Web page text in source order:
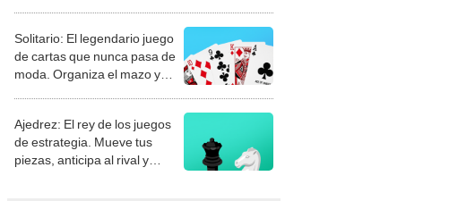
Solitario: El legendario juego
de cartas que nunca pasa de
moda. Organiza el mazo y
Ajedrez: El rey de los juegos
de estrategia. Mueve tus
piezas, anticipa al rival y